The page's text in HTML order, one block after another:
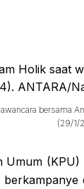
bersama
(29/1/
Umum